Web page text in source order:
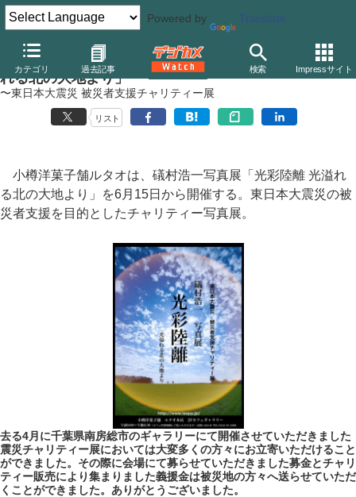
Powered by Translate
カテゴリ 過去記事 検索 Impressサイト
小樽洋菓子舗ルタオ、礒村浩一写真展「光彩陸離 光溢
れる北の大地より」
〜東日本大震災 被災者支援チャリティー展
リスト
小樽洋菓子舗ルタオは、礒村浩一写真展「光彩陸離 光溢れ
る北の大地より」を6月15日から開催する。東日本大震災の被
災者支援を目的としたチャリティー写真展。
去る4月に千葉県南房総市のギャラリーにて開催させていただきました
震災チャリティー展においては大変多くの方々にお立寄いただけること
ができました。その際に会場にて募らせていただきました募金とチャリ
ティー販売により集まりました義援金は被災地の方々へ送らせていただ
くことができました。ありがとうございました。